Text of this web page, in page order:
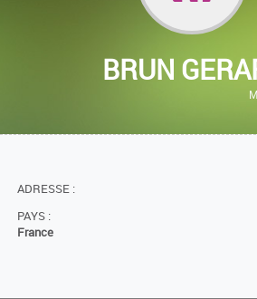
BRUN
ADRESSE :
PAYS :
France